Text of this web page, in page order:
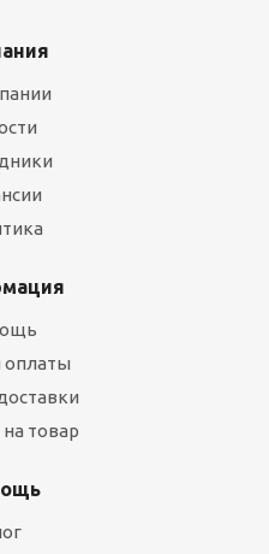
оплаты
на товар